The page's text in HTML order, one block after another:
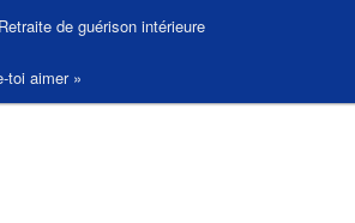
de guérison intérieure
toi aimer »